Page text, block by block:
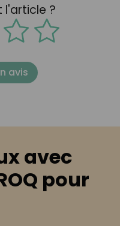
?
avis
avec
pour